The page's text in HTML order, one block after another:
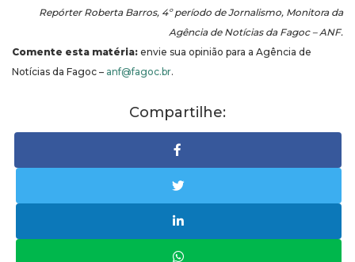
Repórter Roberta Barros, 4º período de Jornalismo, Monitora da
Agência de Notícias da Fagoc – ANF.
Comente esta matéria: envie sua opinião para a Agência de
Notícias da Fagoc – anf@fagoc.br.
Compartilhe: